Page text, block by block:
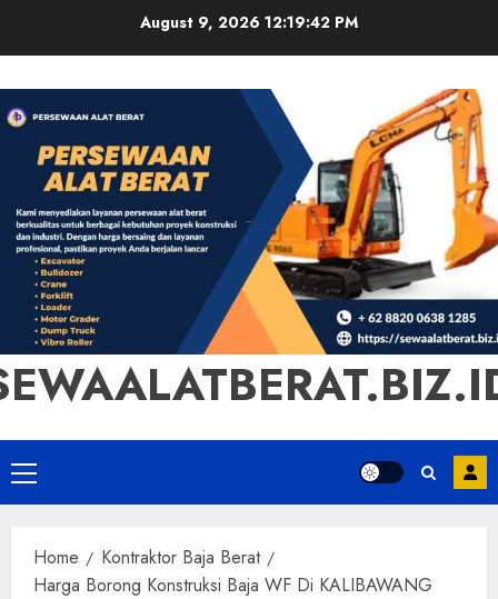
August 9, 2026 12:19:43 PM
Primary
Menu
Home
Kontraktor Baja Berat
Harga Borong Konstruksi Baja WF Di KALIBAWANG